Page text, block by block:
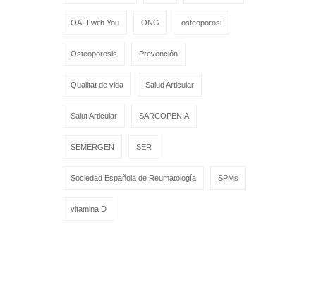
OAFI with You ONG osteoporosi
Osteoporosis Prevención
Qualitat de vida Salud Articular
Salut Articular SARCOPENIA
SEMERGEN SER
Sociedad Española de Reumatología SPMs
vitamina D